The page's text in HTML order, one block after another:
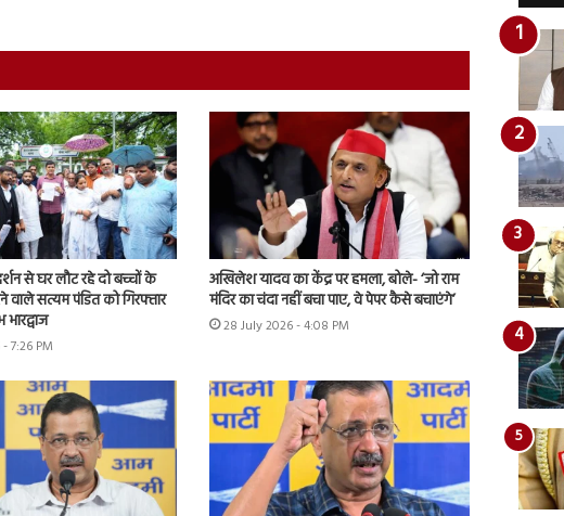
से घर लौट रहे दो बच्चों के
वाले सत्यम पंडित को गिरफ्तार
7:26 PM
अखिलेश यादव का केंद्र पर हमला, बोले- ‘जो राम
मंदिर का चंदा नहीं बचा पाए, वे पेपर कैसे बचाएंगे’
28 July 2026 - 4:08 PM